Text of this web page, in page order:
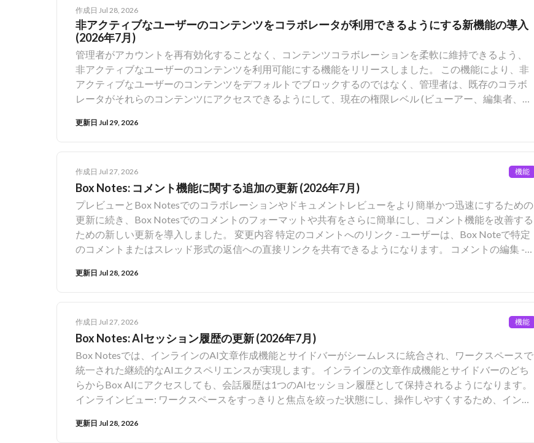
るようになりました。これにより、[ファイル] で利用できるのと同じ動作をAppsでも利用できます。 グ
ラフでの複数選択フィールドのサポート: ユーザーは複数選択フィールドを使用して、グラフ内のデータ
を可視化できます。 インライン編集 テキスト/数値/日付フィールドのインライン編集: ユーザーは、ビュ
ー内でテキストフィールド、数値フィールド、日付フィールドをインラインで編集できます。 [すべての
列をインライン編集する] オプション: 1回のクリックで、利用可能なすべてのフィールドでメタデータの
インライン編集が可能になります。 これにより、ユーザーは、インライン編集を有効にするためにフィ
ールドを1つずつ選択する必要がなくなります。 ユーザーエクスペリエンスの更新 調整可能なビューの
り返し、ビューに表示される長円形の調整: ビュー内で表のサイズに合わせてテキストの折り返しや長円
の更新: ユーザーがページを編集していることがわかりやすくなるように、エディタが更新されました。
ビューのフィルタ ビューの数値フィルタの [次と不一致] オプション: ユーザーは、結果リストに表示した
くない数字をフィルタで除外できます。 メタデータ階層/複数選択フィルタの改善: メタデータ階層/複数
選択フィルタのユーザーエクスペリエンスが改善されました。これにより、フィルタのドロップダウン
を開いた状態でもより簡単に適用ボタンをクリックできるようになるほか、Escキーを押すかコンポーネ
ントの外をクリックしてドロップダウンを閉じられるようになりました。 [次を含まない] フィルタ: ユー
ラーと赤いバナーが表示され、準拠していないリクエストは送信されなくなります。 また、ポリシーの
変更前に送信された既存の有効なリクエストには影響はありませんが、その後これらのリクエストを編
集すると、自動的に新しい適用ルールが開始されます。このリリースの詳細については、受信者の本人
確認方法の適用および追加の受信者認証を参照してください。
に対応した、以下の種類の複数ページのファイルで動作する PDF PowerPointプレゼンテーション Word
ドキュメント Excelスプレッドシート ギャラリービューを使用すると、ユーザーは、長いドキュメントの
特定のセクションをすばやく見つけたり、レイアウトや書式設定を一目で確認したり、大きなファイル
内をより迅速に移動したり、コンテキストを見失うことなくページ間を移動したりすることができま
す。 ギャラリービューは、プレビューでサムネイルに対応している複数ページファイルで利用可能で
す。 なお、ギャラリービューは付加的な機能であるため、既存のプレビューやサイドバーのエクスペリ
エンスに変更はありません。
作成日 Jul 28, 2026
非アクティブなユーザーのコンテンツをコラボレータが利用できるようにする新機能の導入
(2026年7月)
管理者がアカウントを再有効化することなく、コンテンツコラボレーションを柔軟に維持できるよう、
非アクティブなユーザーのコンテンツを利用可能にする機能をリリースしました。 この機能により、非
アクティブなユーザーのコンテンツをデフォルトでブロックするのではなく、管理者は、既存のコラボ
レータがそれらのコンテンツにアクセスできるようにして、現在の権限レベル (ビューアー、編集者、共
可能にする機能では、ユーザーの非アクティブ化や削除の際に管理者に表示される新しいチェックボッ
でもオンにすることができます。オンにしない場合、デフォルトの動作は変更されません (非アクティブ
なユーザーのコンテンツはコラボレータに対してブロックされます)。 ユーザーが再びアクティブになる
と設定はリセットされるため、将来的にユーザーが非アクティブになった場合は再び設定をオンにする
必要があります。 非アクティブなユーザーのコンテンツを利用可能にする機能は、Businessプラン以上
をご利用のお客様がご利用いただけます。詳細についてはサポートページをご覧ください。
更新日 Jul 29, 2026
作成日 Jul 27, 2026 機能
Box Notes: コメント機能に関する追加の更新 (2026年7月)
プレビューとBox Notesでのコラボレーションやドキュメントレビューをより簡単かつ迅速にするための
更新に続き、Box Notesでのコメントのフォーマットや共有をさらに簡単にし、コメント機能を改善する
ための新しい更新を導入しました。 変更内容 特定のコメントへのリンク - ユーザーは、Box Noteで特定
のコメントまたはスレッド形式の返信への直接リンクを共有できるようになります。 コメントの編集 -
更新日 Jul 28, 2026
作成日 Jul 27, 2026 機能
Box Notes: AIセッション履歴の更新 (2026年7月)
Box Notesでは、インラインのAI文章作成機能とサイドバーがシームレスに統合され、ワークスペースで
統一された継続的なAIエクスペリエンスが実現します。 インラインの文章作成機能とサイドバーのどち
らからBox AIにアクセスしても、会話履歴は1つのAIセッション履歴として保持されるようになります。
インラインビュー: ワークスペースをすっきりと焦点を絞った状態にし、操作しやすくするため、インラ
全体を表示し、どのやり取りがインラインで行われたかを明確に示します。 スムーズなエクスペリエン
更新日 Jul 28, 2026